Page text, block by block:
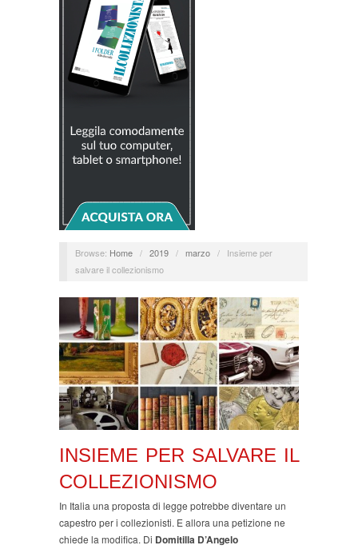
Browse: Home / 2019 / marzo /
Insieme per
salvare il collezionismo
INSIEME PER SALVARE IL
COLLEZIONISMO
In Italia una proposta di legge potrebbe diventare un
capestro per i collezionisti. E allora una petizione ne
chiede la modifica. Di Domitilla D’Angelo